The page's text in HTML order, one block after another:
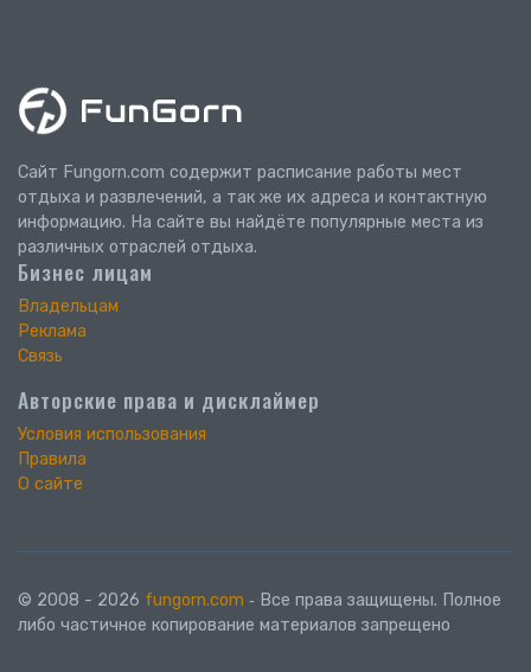
Сайт Fungorn.com содержит расписание работы мест
отдыха и развлечений, а так же их адреса и контактную
информацию. На сайте вы найдёте популярные места из
различных отраслей отдыха.
Бизнес лицам
Владельцам
Реклама
Связь
Авторские права и дисклаймер
Условия использования
Правила
О сайте
© 2008 - 2026 fungorn.com ‐ Все права защищены. Полное
либо частичное копирование материалов запрещено